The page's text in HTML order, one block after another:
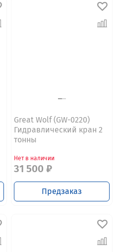
Great Wolf (GW-0220)
Гидравлический кран 2
тонны
Нет в наличии
31 500 ₽
Предзаказ